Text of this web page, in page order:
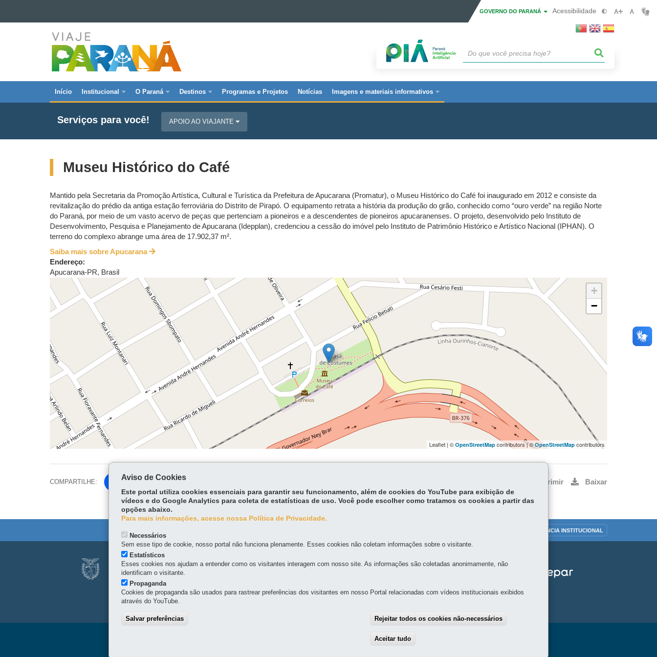
Ir para a navegação
Ir para a busca
GOVERNO DO PARANÁ Acessibilidade
VIAJE
PARANÁ
Navegação
principal
Início Institucional O Paraná Destinos Programas e Projetos Notícias Imagens e materiais informativos
Serviços para você! APOIO AO VIAJANTE
Museu Histórico do Café
Mantido pela Secretaria da Promoção Artística, Cultural e Turística da Prefeitura de Apucarana (Promatur), o Museu Histórico do Café foi inaugurado em 2012 e consiste da
revitalização do prédio da antiga estação ferroviária do Distrito de Pirapó. O equipamento retrata a história da produção do grão, conhecido como “ouro verde” na região Norte
do Paraná, por meio de um vasto acervo de peças que pertenciam a pioneiros e a descendentes de pioneiros apucaranenses. O projeto, desenvolvido pelo Instituto de
Desenvolvimento, Pesquisa e Planejamento de Apucarana (Idepplan), credenciou a cessão do imóvel pelo Instituto de Patrimônio Histórico e Artístico Nacional (IPHAN). O
terreno do complexo abrange uma área de 17.902,37 m².
Saiba mais sobre Apucarana
Endereço:
Apucarana-PR, Brasil
+
−
Leaflet | © OpenStreetMap contributors | ©OpenStreetMap contributors
COMPARTILHE: Facebook
Twitter
Imprimir Baixar
TRANSPARÊNCIA INSTITUCIONAL
Navegação
principal
SERVIÇO SOCIAL AUTÔNOMO VIAJE PARANÁ
80410-070-Curitiba-PR- Localize
Horário de atendimento: 8h30 a 18h
Aviso de Cookies
Este portal utiliza cookies essenciais para garantir seu funcionamento, além de cookies do YouTube para exibição de
vídeos e do Google Analytics para coleta de estatísticas de uso. Você pode escolher como tratamos os cookies a partir das
opções abaixo.
Para mais informações, acesse nossa Política de Privacidade.
Necessários
Sem esse tipo de cookie, nosso portal não funciona plenamente. Esses cookies não coletam informações sobre o visitante.
Estatísticos
Esses cookies nos ajudam a entender como os visitantes interagem com nosso site. As informações são coletadas anonimamente, não
identificam o visitante.
Propaganda
Cookies de propaganda são usados para rastrear preferências dos visitantes em nosso Portal relacionadas com vídeos institucionais exibidos
através do YouTube.
Salvar preferências Rejeitar todos os cookies não-necessários
Aceitar tudo